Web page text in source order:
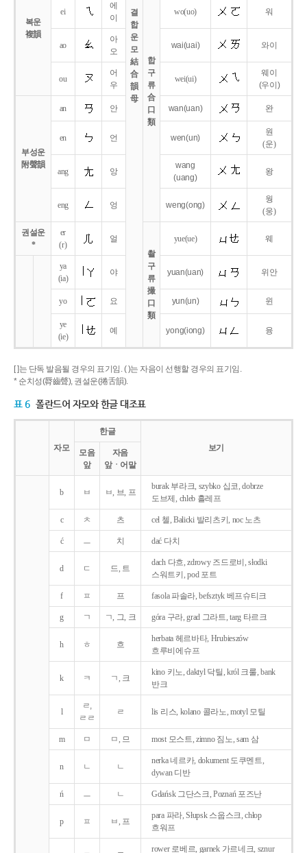
결
합
운
모
結
合
韻
母
복운
複韻
합
구
류
合
口
類
ei
에
이
wo(uo) 워
ao
아
오
wai(uai) 와이
ou
어
우
wei(ui)
웨이
(우이)
부성운
附聲韻
an 안 wan(uan) 완
en 언 wen(un)
원
(운)
ang 앙
wang
(uang)
왕
eng 엉 weng(ong)
웡
(웅)
권설운
*
er
(r)
얼
촬
구
류
撮
口
類
yue(ue) 웨
ya
(ia)
야 yuan(uan) 위안
yo 요 yun(un) 윈
ye
(ie)
예 yong(iong) 융
[ ]는 단독 발음될 경우의 표기임. ( )는 자음이 선행할 경우의 표기임.
* 순치성(脣齒聲), 권설운(捲舌韻).
표 6 폴란드어 자모와 한글 대조표
자모
한글
보기
모음
앞
자음
앞ㆍ어말
b ㅂ ㅂ, 브, 프
burak 부라크, szybko 십코, dobrze
도브제, chleb 흘레프
c ㅊ 츠 cel 첼, Balicki 발리츠키, noc 노츠
ć ㅡ 치 dać 다치
d ㄷ 드, 트
dach 다흐, zdrowy 즈드로비, słodki
스워트키, pod 포트
f ㅍ 프 fasola 파솔라, befsztyk 베프슈티크
g ㄱ ㄱ, 그, 크 góra 구라, grad 그라트, targ 타르크
h ㅎ 흐
herbata 헤르바타, Hrubieszów
흐루비에슈프
k ㅋ ㄱ, 크
kino 키노, daktyl 닥틸, król 크룰, bank
반크
l
ㄹ,
ㄹㄹ
ㄹ lis 리스, kolano 콜라노, motyl 모틸
m ㅁ ㅁ, 므 most 모스트, zimno 짐노, sam 삼
n ㄴ ㄴ
nerka 네르카, dokument 도쿠멘트,
dywan 디반
ń ㅡ ㄴ Gdańsk 그단스크, Poznań 포즈난
p ㅍ ㅂ, 프
para 파라, Słupsk 스웁스크, chłop
흐워프
rower 로베르, garnek 가르네크, sznur